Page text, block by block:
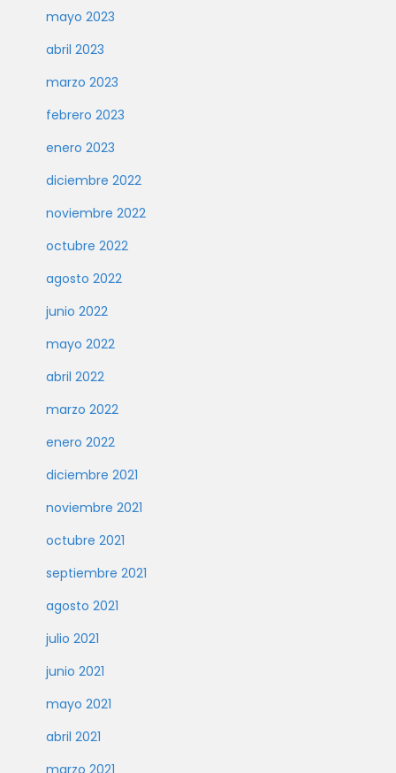
mayo 2023
abril 2023
marzo 2023
febrero 2023
enero 2023
diciembre 2022
noviembre 2022
octubre 2022
agosto 2022
junio 2022
mayo 2022
abril 2022
marzo 2022
enero 2022
diciembre 2021
noviembre 2021
octubre 2021
septiembre 2021
agosto 2021
julio 2021
junio 2021
mayo 2021
abril 2021